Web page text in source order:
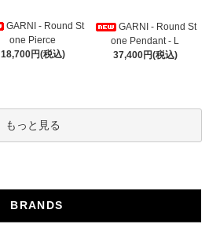
GARNI - Round St
one Pierce
18,700円(税込)
GARNI - Round St
one Pendant - L
37,400円(税込)
もっと見る
BRANDS